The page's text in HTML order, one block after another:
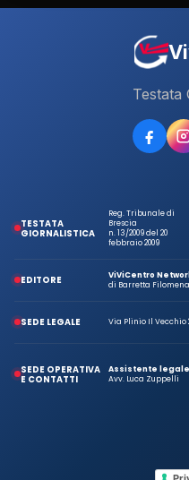
Testata
TESTATA
GIORNALISTICA
Reg. Tribunale di
Brescia
n. 13/2009 del 20
febbraio 2009
EDITORE
ViViCentro
di Barretta Filomena
SEDE LEGALE Via Plinio Il Vecchio
SEDE OPERATIVA
E CONTATTI
Assistente
Avv. Luca Zuppelli